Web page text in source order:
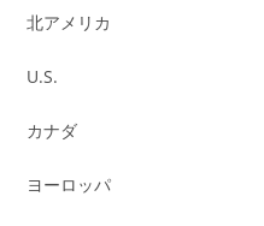
北アメリカ
U.S.
カナダ
ヨーロッパ